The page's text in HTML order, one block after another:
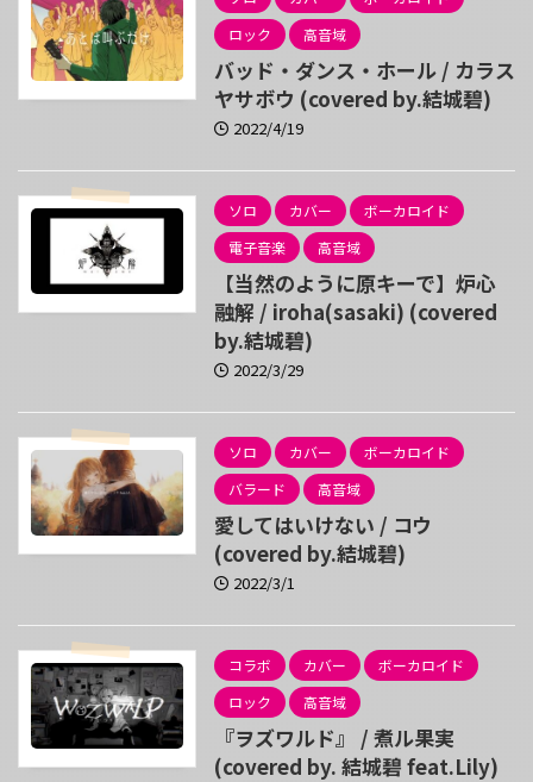
ロック
高音域
バッド・ダンス・ホール / カラス
ヤサボウ (covered by.結城碧)
2022/4/19
ソロ カバー
ボーカロイド
電子音楽
高音域
【当然のように原キーで】炉心
融解 / iroha(sasaki) (covered
by.結城碧)
2022/3/29
ソロ カバー
ボーカロイド
バラード
高音域
愛してはいけない / コウ
(covered by.結城碧)
2022/3/1
コラボ カバー
ボーカロイド
ロック
高音域
『ヲズワルド』 / 煮ル果実
(covered by. 結城碧 feat.Lily)